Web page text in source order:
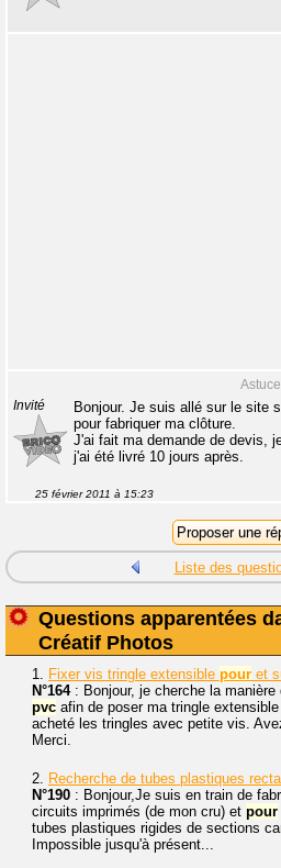
Invité
Bonjour. Je suis allé sur le site
pour fabriquer ma clôture.
J'ai fait ma demande de devis,
j'ai été livré 10 jours après.
25 février 2011 à 15:23
Liste des
Questions apparentées
Créatif Photos
1. Fixer vis tringle extensible pour et
N°164: Bonjour, je cherche la manière
pvc afin de poser ma tringle
acheté les tringles avec petite vis.
Merci.
2. Recherche de tubes plastiques
N°190 : Bonjour,Je suis en train de
circuits imprimés (de mon cru) et pour
tubes plastiques rigides de sections
Impossible jusqu'à présent...